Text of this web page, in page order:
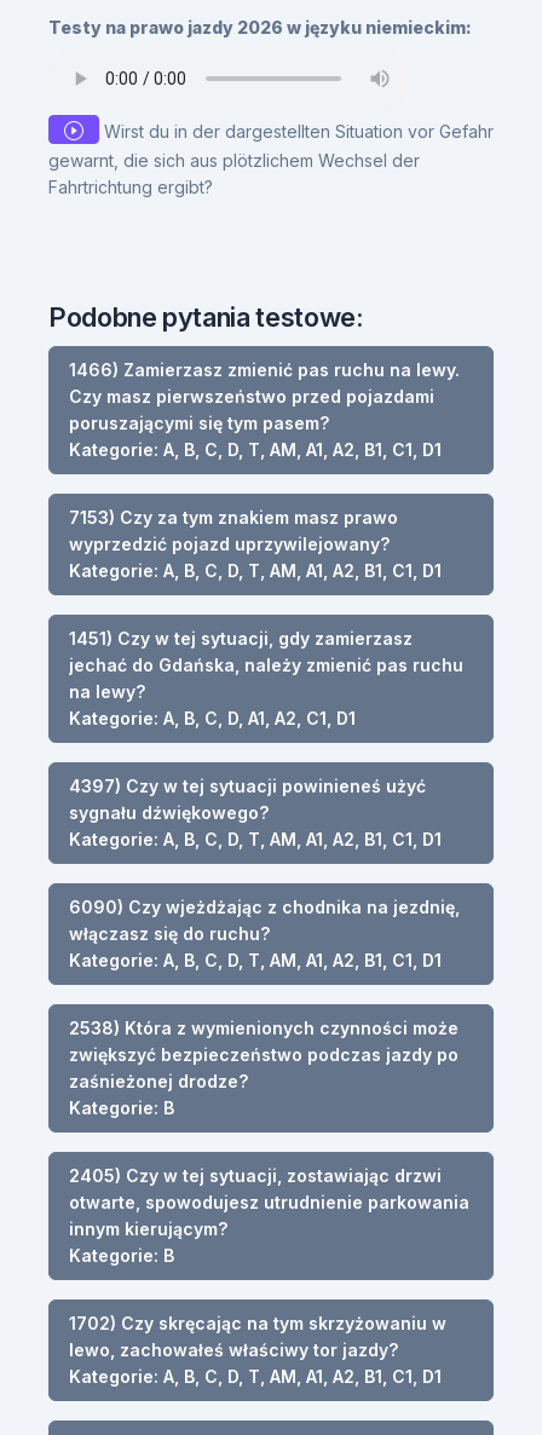
Testy na prawo jazdy 2026 w języku niemieckim:
Wirst du in der dargestellten Situation vor Gefahr
gewarnt, die sich aus plötzlichem Wechsel der
Fahrtrichtung ergibt?
Podobne pytania testowe:
1466) Zamierzasz zmienić pas ruchu na lewy.
Czy masz pierwszeństwo przed pojazdami
poruszającymi się tym pasem?
Kategorie: A, B, C, D, T, AM, A1, A2, B1, C1, D1
7153) Czy za tym znakiem masz prawo
wyprzedzić pojazd uprzywilejowany?
Kategorie: A, B, C, D, T, AM, A1, A2, B1, C1, D1
1451) Czy w tej sytuacji, gdy zamierzasz
jechać do Gdańska, należy zmienić pas ruchu
na lewy?
Kategorie: A, B, C, D, A1, A2, C1, D1
4397) Czy w tej sytuacji powinieneś użyć
sygnału dźwiękowego?
Kategorie: A, B, C, D, T, AM, A1, A2, B1, C1, D1
6090) Czy wjeżdżając z chodnika na jezdnię,
włączasz się do ruchu?
Kategorie: A, B, C, D, T, AM, A1, A2, B1, C1, D1
2538) Która z wymienionych czynności może
zwiększyć bezpieczeństwo podczas jazdy po
zaśnieżonej drodze?
Kategorie: B
2405) Czy w tej sytuacji, zostawiając drzwi
otwarte, spowodujesz utrudnienie parkowania
innym kierującym?
Kategorie: B
1702) Czy skręcając na tym skrzyżowaniu w
lewo, zachowałeś właściwy tor jazdy?
Kategorie: A, B, C, D, T, AM, A1, A2, B1, C1, D1